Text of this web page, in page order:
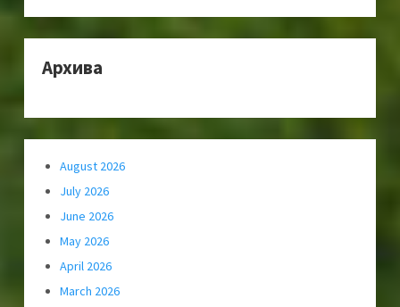
Архива
August 2026
July 2026
June 2026
May 2026
April 2026
March 2026